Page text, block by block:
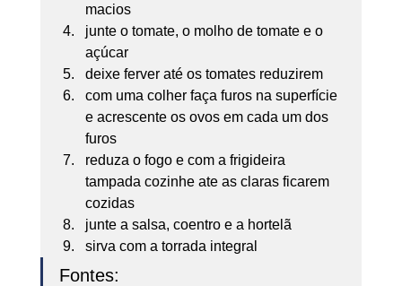
macios
junte o tomate, o molho de tomate e o
açúcar
deixe ferver até os tomates reduzirem
com uma colher faça furos na superfície
e acrescente os ovos em cada um dos
furos
reduza o fogo e com a frigideira
tampada cozinhe ate as claras ficarem
cozidas
junte a salsa, coentro e a hortelã
sirva com a torrada integral
Fontes: